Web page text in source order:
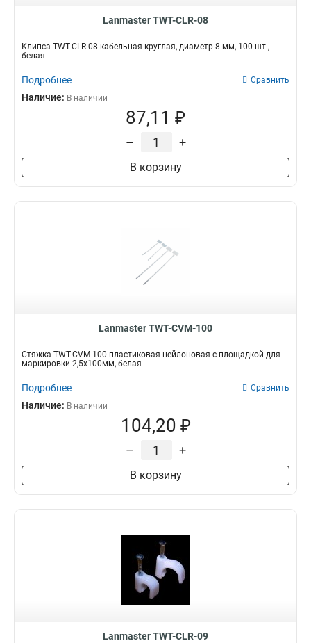
Lanmaster TWT-CLR-08
Клипса TWT-CLR-08 кабельная круглая, диаметр 8 мм, 100 шт.,
белая
Подробнее Сравнить
Наличие: В наличии
87,11 ₽
– +
В корзину
Lanmaster TWT-CVM-100
Стяжка TWT-CVM-100 пластиковая нейлоновая с площадкой для
маркировки 2,5х100мм, белая
Подробнее Сравнить
Наличие: В наличии
104,20 ₽
– +
В корзину
Lanmaster TWT-CLR-09